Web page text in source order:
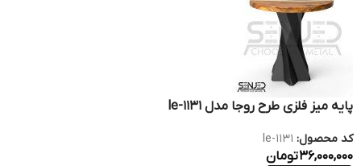
پایه میز فلزی طرح روجا مدل le-1131
کد محصول: le-1131
36,000,000تومان